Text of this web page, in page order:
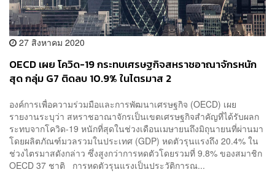
27 สิงหาคม 2020
OECD เผย โควิด-19 กระทบเศรษฐกิจสหราชอาณาจักรหนัก
สุด กลุ่ม G7 ติดลบ 10.9% ในไตรมาส 2
องค์การเพื่อความร่วมมือและการพัฒนาเศรษฐกิจ (OECD) เผย
รายงานระบุว่า สหราชอาณาจักรเป็นเขตเศรษฐกิจสำคัญที่ได้รับผลก
ระทบจากโควิด-19 หนักที่สุดในช่วงเดือนเมษายนถึงมิถุนายนที่ผ่านมา
โดยผลิตภัณฑ์มวลรวมในประเทศ (GDP) หดตัวรุนแรงถึง 20.4% ใน
ช่วงไตรมาสดังกล่าว ซึ่งสูงกว่าการหดตัวโดยรวมที่ 9.8% ของสมาชิก
OECD 37 ชาติ การหดตัวรุนแรงเป็นประวัติการณ...